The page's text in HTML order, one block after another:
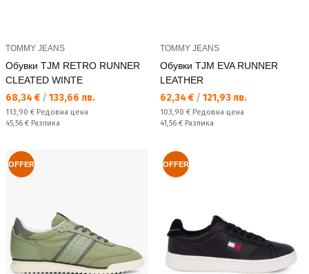
TOMMY JEANS
Обувки TJM RETRO RUNNER
CLEATED WINTE
Текуща цена:
68,34 € / 133,66 лв.
Редовна цена:
113,90 € Редовна цена
Спестявате:
45,56 € Разлика
TOMMY JEANS
Обувки TJM EVA RUNNER
LEATHER
Текуща цена:
62,34 € / 121,93 лв.
Редовна цена:
103,90 € Редовна цена
Спестявате:
41,56 € Разлика
OFFER OFFER